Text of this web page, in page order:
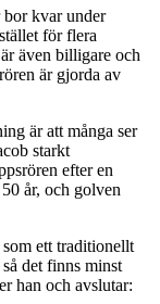
bor kvar under
för flera
även billigare och
är gjorda av
är att många ser
starkt
efter en
år, och golven
ett traditionellt
det finns minst
han och avslutar: